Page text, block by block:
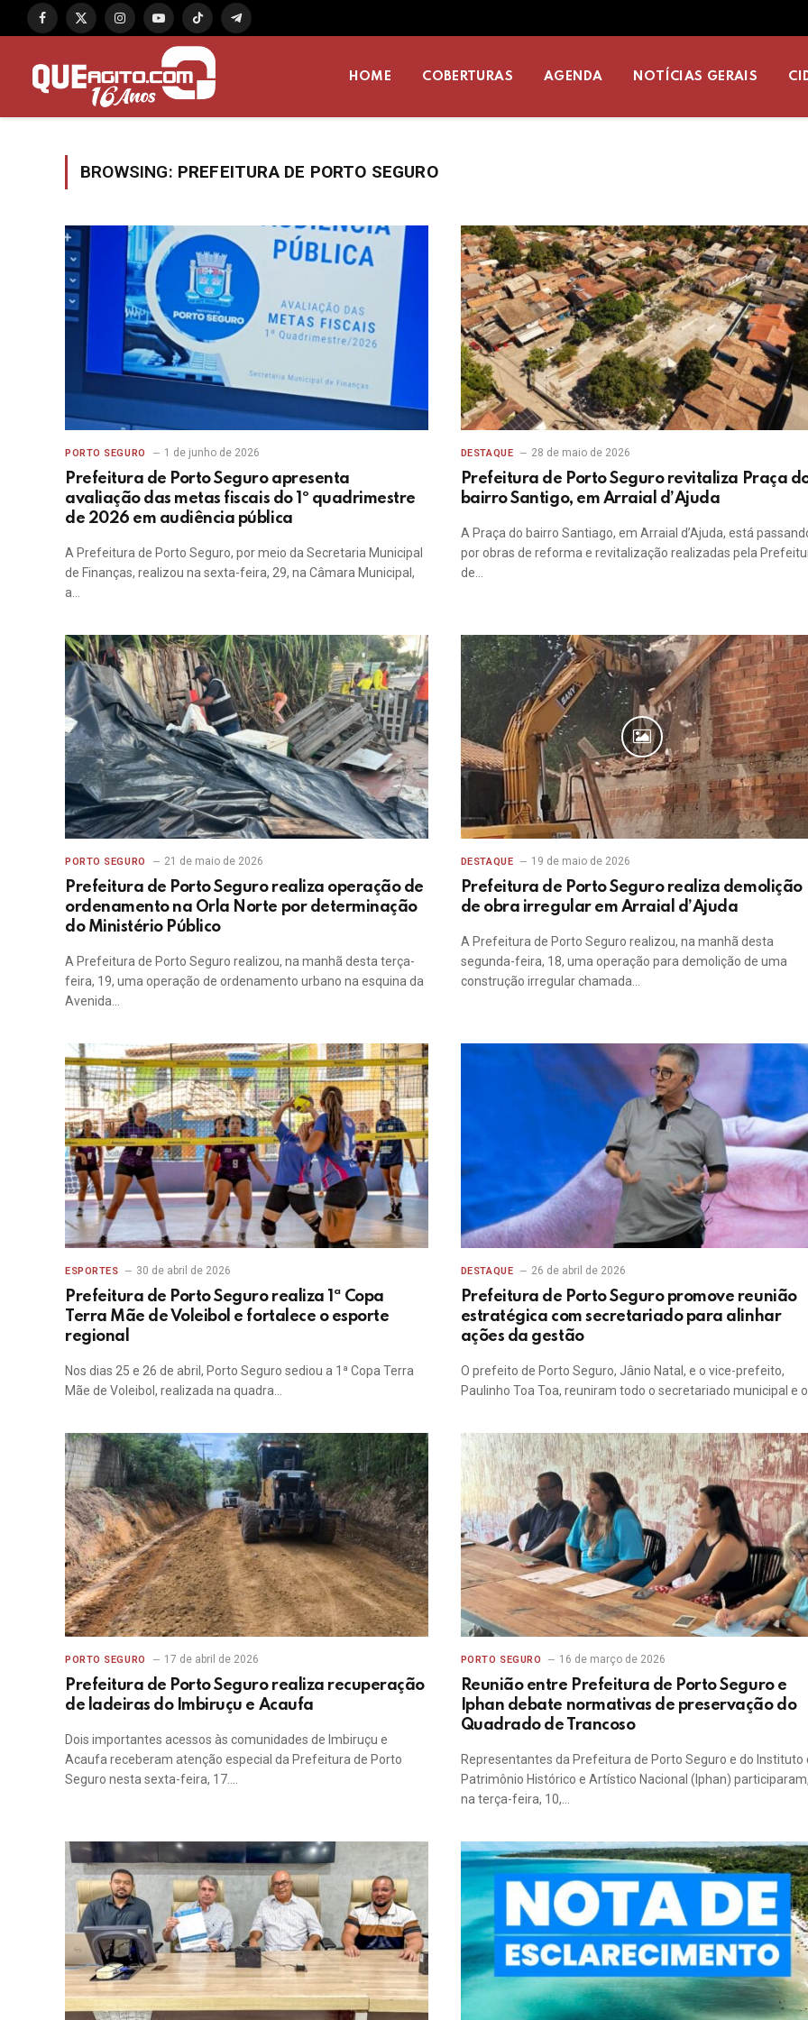
Facebook
X
InstagramYouTubeTikTok Telegram
HOME COBERTURAS AGENDA NOTÍCIAS GERAIS
BROWSING: PREFEITURA DE PORTO SEGURO
PORTO SEGURO 1 de junho de 2026
Prefeitura de Porto Seguro apresenta
avaliação das metas fiscais do 1º quadrimestre
de 2026 em audiência pública
A Prefeitura de Porto Seguro, por meio da Secretaria Municipal
de Finanças, realizou na sexta-feira, 29, na Câmara Municipal,
a…
DESTAQUE 28 de maio de 2026
Prefeitura de Porto Seguro revitaliza Praça
bairro Santigo, em Arraial d’Ajuda
A Praça do bairro Santiago, em Arraial d’Ajuda, está
por obras de reforma e revitalização realizadas pela
de…
PORTO SEGURO 21 de maio de 2026
Prefeitura de Porto Seguro realiza operação de
ordenamento na Orla Norte por determinação
do Ministério Público
A Prefeitura de Porto Seguro realizou, na manhã desta terça-
feira, 19, uma operação de ordenamento urbano na esquina da
Avenida…
DESTAQUE 19 de maio de 2026
Prefeitura de Porto Seguro realiza demolição
de obra irregular em Arraial d’Ajuda
A Prefeitura de Porto Seguro realizou, na manhã desta
segunda-feira, 18, uma operação para demolição de uma
construção irregular chamada…
ESPORTES 30 de abril de 2026
Prefeitura de Porto Seguro realiza 1ª Copa
Terra Mãe de Voleibol e fortalece o esporte
regional
Nos dias 25 e 26 de abril, Porto Seguro sediou a 1ª Copa Terra
Mãe de Voleibol, realizada na quadra…
DESTAQUE 26 de abril de 2026
Prefeitura de Porto Seguro promove reunião
estratégica com secretariado para alinhar
ações da gestão
O prefeito de Porto Seguro, Jânio Natal, e o vice-prefeito,
Paulinho Toa Toa, reuniram todo o secretariado municipal e
PORTO SEGURO 17 de abril de 2026
Prefeitura de Porto Seguro realiza recuperação
de ladeiras do Imbiruçu e Acaufa
Dois importantes acessos às comunidades de Imbiruçu e
Acaufa receberam atenção especial da Prefeitura de Porto
Seguro nesta sexta-feira, 17.…
PORTO SEGURO 16 de março de 2026
Reunião entre Prefeitura de Porto Seguro e
Iphan debate normativas de preservação do
Quadrado de Trancoso
Representantes da Prefeitura de Porto Seguro e do Instituto
Patrimônio Histórico e Artístico Nacional (Iphan)
na terça-feira, 10,…